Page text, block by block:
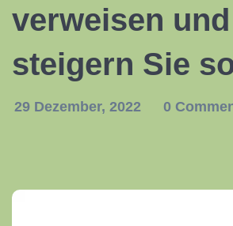
verweisen und
steigern Sie
29 Dezember, 2022 0